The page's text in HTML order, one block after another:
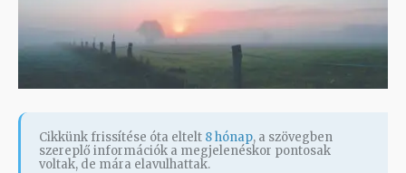
Cikkünk frissítése óta eltelt 8 hónap, a szövegben
szereplő információk a megjelenéskor pontosak
voltak, de mára elavulhattak.